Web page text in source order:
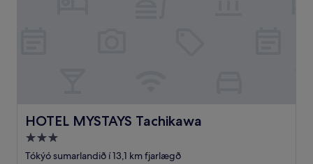
HOTEL MYSTAYS Tachikawa
HOTEL MYSTAYS Tachikawa
3.0
stjörnu
Tókýó sumarlandið í 13,1 km fjarlægð